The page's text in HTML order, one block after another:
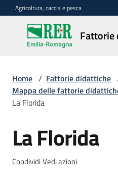
Vai al contenuto
Vai alla navigazione
Vai al footer
Agricoltura, caccia e pesca
Fattorie
Fattorie
didattiche
Trova
sulla
Requisiti
Home / Fattorie didattiche
Mappa delle fattorie
La Florida
Salta al contenuto
La Florida
CondividiVedi azioni